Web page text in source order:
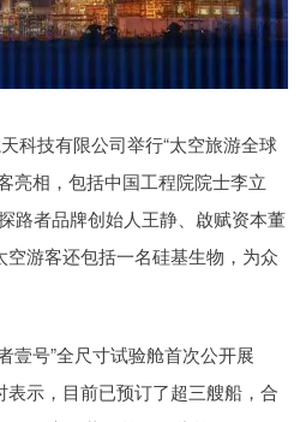
科技有限公司举行“太空旅游全球
亮相，包括中国工程院院士李立
路者品牌创始人王静、啟赋资本董
游客还包括一名硅基生物，为众
壹号”全尺寸试验舱首次公开展
示，目前已预订了超三艘船，合